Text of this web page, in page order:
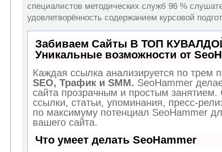
специалистов методических служб 96 %
удовлетворённость содержанием курсовой
Забиваем Сайты В ТОП
Уникальные возможности от
Каждая ссылка анализируется по трем
SEO, Трафик и SMM. SeoHammer
сайта прозрачным и простым
ссылки, статьи, упоминания, пресс-
по максимуму потенциал SeoHammer
вашего сайта.
Что умеет делать SeoHammer